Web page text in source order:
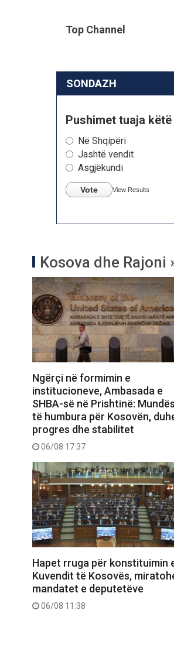
Top Channel
SONDAZH
Pushimet tuaja
Në Shqipëri
Jashtë vendit
Asgjëkundi
Vote View Results
Kosova dhe Rajoni
Ngërçi në formimin e
institucioneve, Ambasada e
SHBA-së në Prishtinë:
të humbura për Kosovën,
progres dhe stabilitet
06/08 17:37
Hapet rruga për konstituimin
Kuvendit të Kosovës,
mandatet e deputetëve
06/08 11:38